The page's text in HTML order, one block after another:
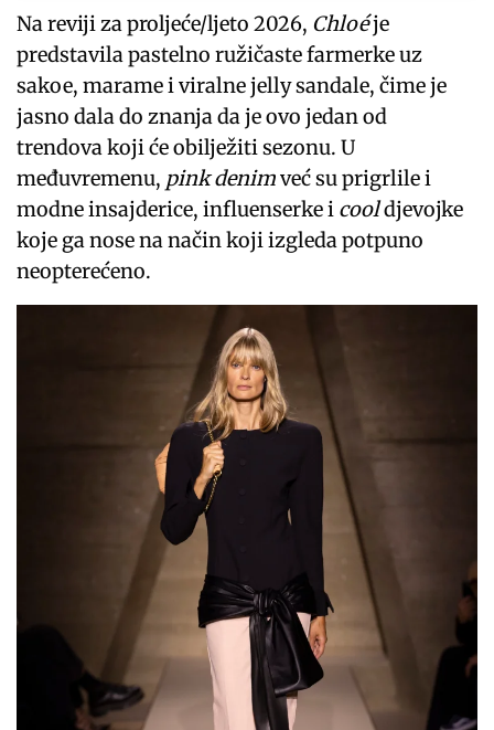
Na reviji za proljeće/ljeto 2026, Chloéje
predstavila pastelno ružičaste farmerke uz
sakoe, marame i viralne jelly sandale, čime je
jasno dala do znanja da je ovo jedan od
trendova koji će obilježiti sezonu. U
međuvremenu, pink denimveć su prigrlile i
modne insajderice, influenserke i cooldjevojke
koje ga nose na način koji izgleda potpuno
neopterećeno.